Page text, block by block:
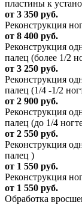
пластины к
от 3 350 руб.
Реконструкция
от 8 400 руб.
Реконструкция
палец (более 1/2
от 3 250 руб.
Реконструкция
палец (1/4 -1/2
от 2 900 руб.
Реконструкция
палец (до 1/4
от 2 550 руб.
Реконструкция
палец )
от 1 550 руб.
Реконструкция
от 1 550 руб.
Обработка